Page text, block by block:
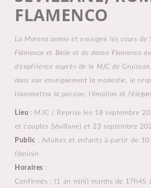
FLAMENCO
La Morena anime et enseigne les cours de
Flamenca et Baile et de danse Flamenco
d’expérience auprès de la MJC de Gruissan.
dans son enseignement la modestie, le
transmettra la passion, l’émotion et
Lieu : MJC / Reprise les 18 septembre
et couples Sévillane) et 23 septembre
Public : Adultes et enfants à partir de 10
féminin
Horaires :
Confirmés : (1 an mini) mardis de 17h45